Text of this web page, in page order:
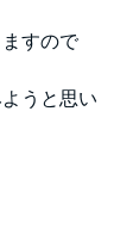
すので
うと思い